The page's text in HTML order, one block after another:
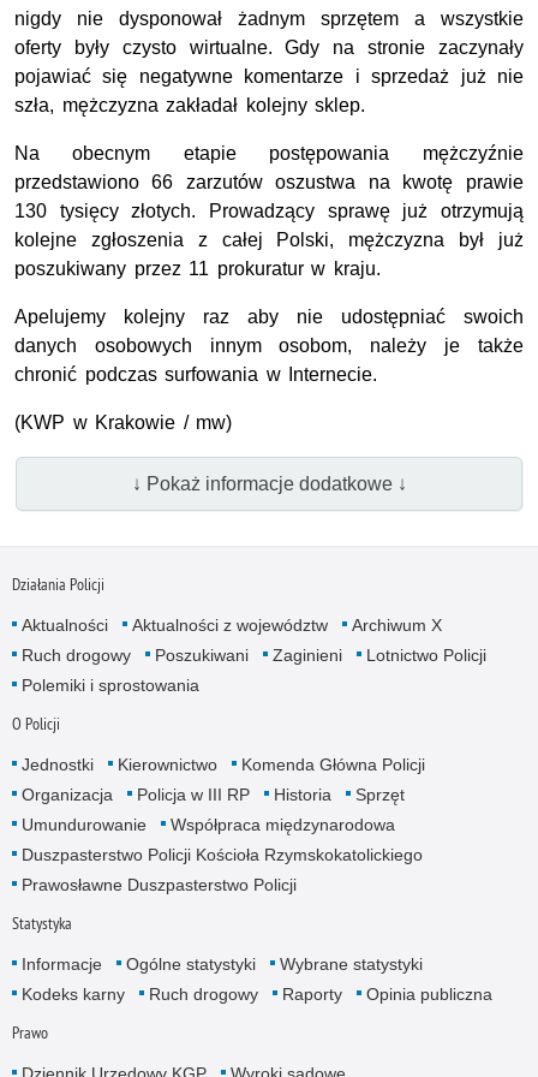
nigdy nie dysponował żadnym sprzętem a wszystkie
oferty były czysto wirtualne. Gdy na stronie zaczynały
pojawiać się negatywne komentarze i sprzedaż już nie
szła, mężczyzna zakładał kolejny sklep.
Na obecnym etapie postępowania mężczyźnie
przedstawiono 66 zarzutów oszustwa na kwotę prawie
130 tysięcy złotych. Prowadzący sprawę już otrzymują
kolejne zgłoszenia z całej Polski, mężczyzna był już
poszukiwany przez 11 prokuratur w kraju.
Apelujemy kolejny raz aby nie udostępniać swoich
danych osobowych innym osobom, należy je także
chronić podczas surfowania w Internecie.
(KWP w Krakowie / mw)
↓ Pokaż informacje dodatkowe ↓
Działania Policji
Aktualności Aktualności z województw
Archiwum X
Ruch drogowy
Poszukiwani Zaginieni
Lotnictwo Policji
Polemiki i sprostowania
O Policji
Jednostki Kierownictwo
Komenda Główna Policji
Organizacja
Policja w III RP Historia
Sprzęt
Umundurowanie
Współpraca międzynarodowa
Duszpasterstwo Policji Kościoła Rzymskokatolickiego
Prawosławne Duszpasterstwo Policji
Statystyka
Informacje Ogólne statystyki
Wybrane statystyki
Kodeks karny
Ruch drogowy Raporty Opinia publiczna
Prawo